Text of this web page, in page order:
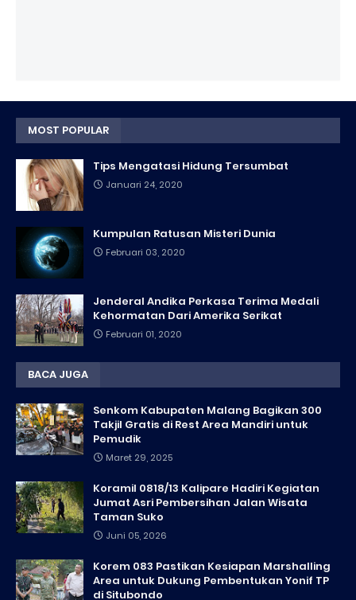
MOST POPULAR
Tips Mengatasi Hidung Tersumbat
Januari 24, 2020
Kumpulan Ratusan Misteri Dunia
Februari 03, 2020
Jenderal Andika Perkasa Terima Medali
Kehormatan Dari Amerika Serikat
Februari 01, 2020
BACA JUGA
Senkom Kabupaten Malang Bagikan 300
Takjil Gratis di Rest Area Mandiri untuk
Pemudik
Maret 29, 2025
Koramil 0818/13 Kalipare Hadiri Kegiatan
Jumat Asri Pembersihan Jalan Wisata
Taman Suko
Juni 05, 2026
Korem 083 Pastikan Kesiapan Marshalling
Area untuk Dukung Pembentukan Yonif TP
di Situbondo